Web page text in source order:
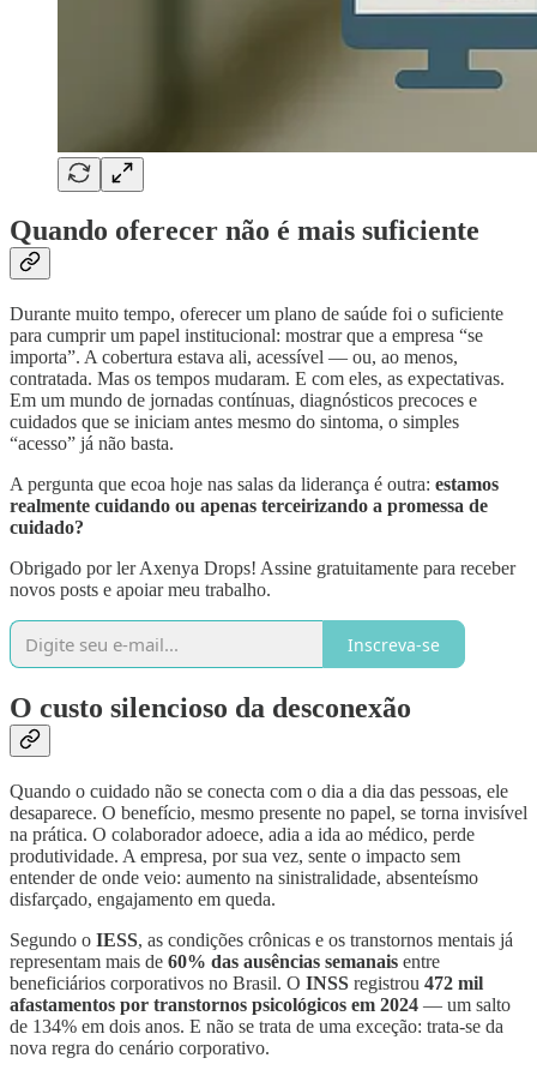
Quando oferecer não é mais suficiente
Durante muito tempo, oferecer um plano de saúde foi o suficiente
para cumprir um papel institucional: mostrar que a empresa “se
importa”. A cobertura estava ali, acessível — ou, ao menos,
contratada. Mas os tempos mudaram. E com eles, as expectativas.
Em um mundo de jornadas contínuas, diagnósticos precoces e
cuidados que se iniciam antes mesmo do sintoma, o simples
“acesso” já não basta.
A pergunta que ecoa hoje nas salas da liderança é outra: estamos
realmente cuidando ou apenas terceirizando a promessa de
cuidado?
Obrigado por ler Axenya Drops! Assine gratuitamente para receber
novos posts e apoiar meu trabalho.
Inscreva-se
O custo silencioso da desconexão
Quando o cuidado não se conecta com o dia a dia das pessoas, ele
desaparece. O benefício, mesmo presente no papel, se torna invisível
na prática. O colaborador adoece, adia a ida ao médico, perde
produtividade. A empresa, por sua vez, sente o impacto sem
entender de onde veio: aumento na sinistralidade, absenteísmo
disfarçado, engajamento em queda.
Segundo o IESS, as condições crônicas e os transtornos mentais já
representam mais de 60% das ausências semanais entre
beneficiários corporativos no Brasil. O INSS registrou 472 mil
afastamentos por transtornos psicológicos em 2024 — um salto
de 134% em dois anos. E não se trata de uma exceção: trata-se da
nova regra do cenário corporativo.